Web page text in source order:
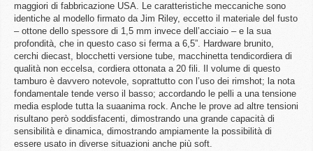
maggiori di fabbricazione USA. Le caratteristiche meccaniche sono
identiche al modello firmato da Jim Riley, eccetto il materiale del fusto
– ottone dello spessore di 1,5 mm invece dell’acciaio – e la sua
profondità, che in questo caso si ferma a 6,5”. Hardware brunito,
cerchi diecast, blocchetti versione tube, macchinetta tendicordiera di
qualità non eccelsa, cordiera ottonata a 20 fili. Il volume di questo
tamburo è davvero notevole, soprattutto con l’uso dei rimshot; la nota
fondamentale tende verso il basso; accordando le pelli a una tensione
media esplode tutta la suaanima rock. Anche le prove ad altre tensioni
risultano però soddisfacenti, dimostrando una grande capacità di
sensibilità e dinamica, dimostrando ampiamente la possibilità di
essere usato in diverse situazioni anche più soft.